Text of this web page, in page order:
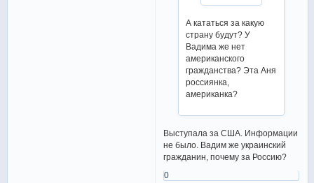
А кататься за какую
страну будут? У
Вадима же нет
американского
гражданства? Эта Аня
россиянка,
американка?
Выступала за США. Информации
не было. Вадим же украинский
гражданин, почему за Россию?
0